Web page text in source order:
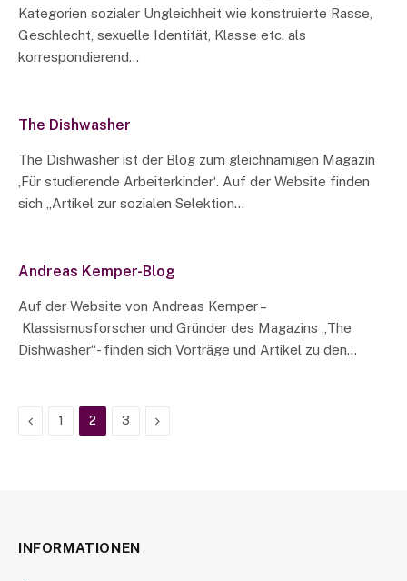
Kategorien sozialer Ungleichheit wie konstruierte Rasse,
Geschlecht, sexuelle Identität, Klasse etc. als
korrespondierend…
The Dishwasher
The Dishwasher ist der Blog zum gleichnamigen Magazin
‚Für studierende Arbeiterkinder‘. Auf der Website finden
sich „Artikel zur sozialen Selektion…
Andreas Kemper-Blog
Auf der Website von Andreas Kemper –
Klassismusforscher und Gründer des Magazins „The
Dishwasher“- finden sich Vorträge und Artikel zu den…
Previous
1 2 3 Next
INFORMATIONEN